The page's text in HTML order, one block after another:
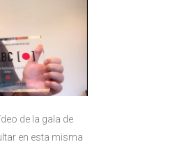
de la gala de
en esta misma